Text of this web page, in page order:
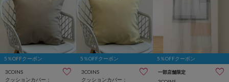
5％OFFクーポン
3COINS
クッションカバー：
5％OFFクーポン
3COINS
クッションカバー：
5％OFFクーポン
一部店舗限定